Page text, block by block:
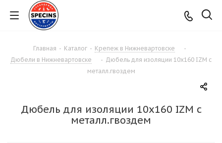
Главная - Каталог - Крепеж в Нижневартовске
-
Дюбели в Нижневартовске
- Дюбель для изоляции 10х160 IZM с
металл.гвоздем
Дюбель для изоляции 10х160 IZM с
металл.гвоздем